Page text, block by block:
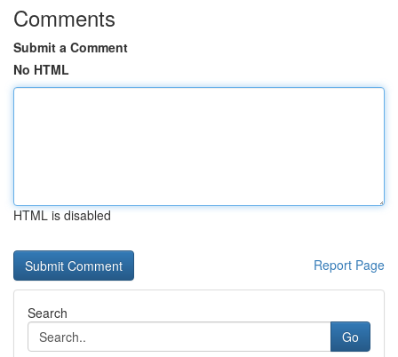
Comments
Submit a Comment
No HTML
HTML is disabled
Report Page
Search
Go